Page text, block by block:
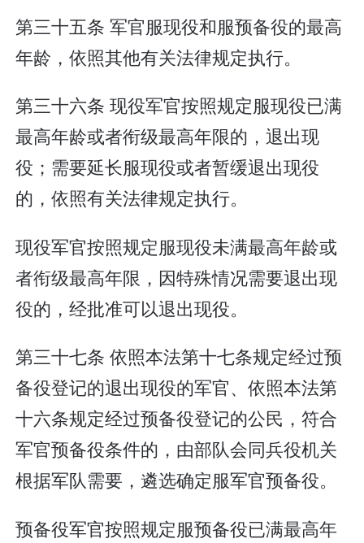
第三十五条 军官服现役和服预备役的最高
年龄，依照其他有关法律规定执行。
第三十六条 现役军官按照规定服现役已满
最高年龄或者衔级最高年限的，退出现
役；需要延长服现役或者暂缓退出现役
的，依照有关法律规定执行。
现役军官按照规定服现役未满最高年龄或
者衔级最高年限，因特殊情况需要退出现
役的，经批准可以退出现役。
第三十七条 依照本法第十七条规定经过预
备役登记的退出现役的军官、依照本法第
十六条规定经过预备役登记的公民，符合
军官预备役条件的，由部队会同兵役机关
根据军队需要，遴选确定服军官预备役。
预备役军官按照规定服预备役已满最高年